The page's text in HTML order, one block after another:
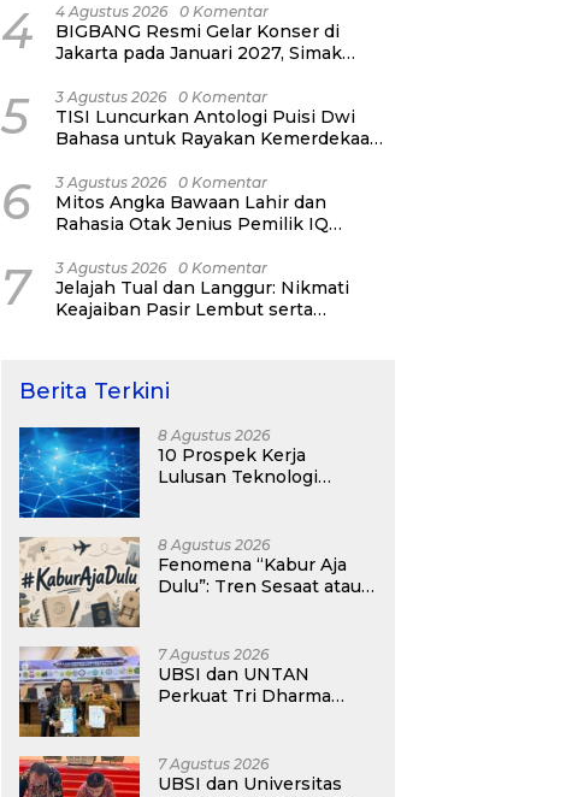
4 4 Agustus 2026 0 Komentar
BIGBANG Resmi Gelar Konser di
Jakarta pada Januari 2027, Simak
5 3 Agustus 2026 0 Komentar
TISI Luncurkan Antologi Puisi Dwi
Bahasa untuk Rayakan Kemerdekaan
6 3 Agustus 2026 0 Komentar
Mitos Angka Bawaan Lahir dan
Rahasia Otak Jenius Pemilik IQ
7 3 Agustus 2026 0 Komentar
Jelajah Tual dan Langgur: Nikmati
Keajaiban Pasir Lembut serta
Berita Terkini
8 Agustus 2026
10 Prospek Kerja
Lulusan Teknologi
Kompetitif di Era Digital
8 Agustus 2026
Fenomena “Kabur Aja
Dulu”: Tren Sesaat atau
Depan?
7 Agustus 2026
UBSI dan UNTAN
Perkuat Tri Dharma
7 Agustus 2026
UBSI dan Universitas